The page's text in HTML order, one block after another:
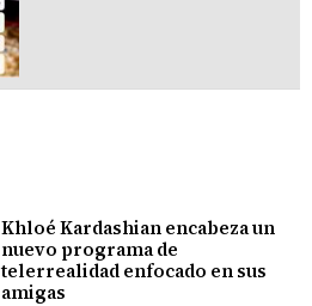
Khloé Kardashian encabeza un
nuevo programa de
telerrealidad enfocado en sus
amigas